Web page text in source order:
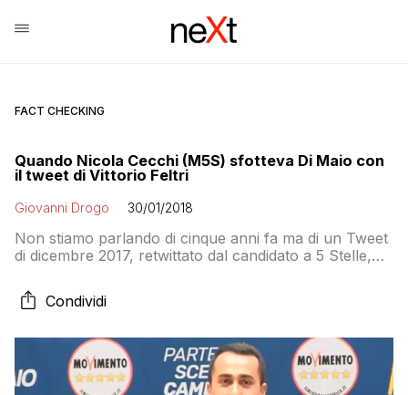
FACT CHECKING
Quando Nicola Cecchi (M5S) sfotteva Di Maio con
il tweet di Vittorio Feltri
Giovanni Drogo 30/01/2018
Non stiamo parlando di cinque anni fa ma di un Tweet
di dicembre 2017, retwittato dal candidato a 5 Stelle,
ha mai lavorato in vita sua. Per tacere dei retweet a
Renzi che il “deluso da Renzi” ha continuato a fare
Condividi